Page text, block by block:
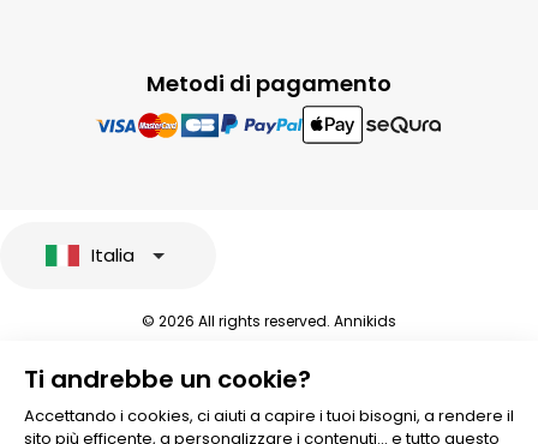
Metodi di pagamento
Ti andrebbe un cookie?
Accettando i cookies, ci aiuti a capire i tuoi bisogni, a rendere il
sito più efficente, a personalizzare i contenuti... e tutto questo
Italia
© 2026 All rights reserved. Annikids